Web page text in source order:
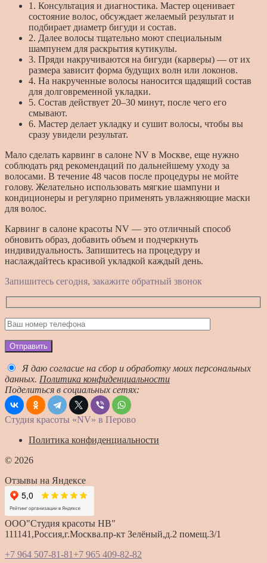
1. Консультация и диагностика. Мастер оценивает
состояние волос, обсуждает желаемый результат и
подбирает диаметр бигуди и состав.
2. Далее волосы тщательно моют специальным
шампунем для раскрытия кутикулы.
3. Пряди накручиваются на бигуди (карверы) — от их
размера зависит форма будущих волн или локонов.
4. На накрученные волосы наносится щадящий состав
для долговременной укладки.
5. Состав действует 20–30 минут, после чего его
смывают.
6. Мастер делает укладку и сушит волосы, чтобы вы
сразу увидели результат.
Мало сделать карвинг в салоне NV в Москве, еще нужно
соблюдать ряд рекомендаций по дальнейшему уходу за
волосами. В течение 48 часов после процедуры не мойте
голову. Желательно использовать мягкие шампуни и
кондиционеры и регулярно применять увлажняющие маски
для волос.
Карвинг в салоне красоты NV — это отличный способ
обновить образ, добавить объем и подчеркнуть
индивидуальность. Запишитесь на процедуру и
наслаждайтесь красивой укладкой каждый день.
Запишитесь сегодня, закажите обратный звонок
Отправить
Я даю согласие на сбор и обработку моих персональных
данных. Политика конфиденциальности
Поделиться в социальных сетях:
Студия красоты «NV» в Перово
Политика конфиденциальности
© 2026
Отзывы на Яндексе
ООО"Студия красоты HB"
111141,Россия,г.Москва.пр-кт Зелёный,д.2 помещ.3/1
+7 964 507-81-81 +7 965 409-82-82